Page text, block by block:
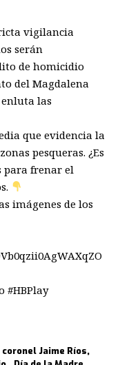
vigilancia
serán
de homicidio
del Magdalena
las
que evidencia la
pesqueras. ¿Es
para frenar el
imágenes de los
#HBPlay
coronel Jaime Ríos,